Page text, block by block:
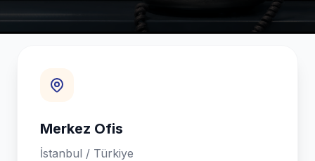
Merkez Ofis
İstanbul / Türkiye